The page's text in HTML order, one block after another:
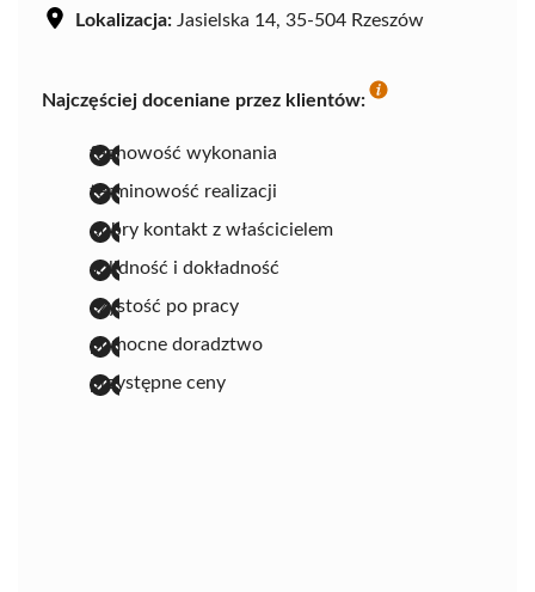
Lokalizacja: Jasielska 14, 35-504 Rzeszów
Najczęściej doceniane przez klientów:
fachowość wykonania
terminowość realizacji
dobry kontakt z właścicielem
solidność i dokładność
czystość po pracy
pomocne doradztwo
przystępne ceny